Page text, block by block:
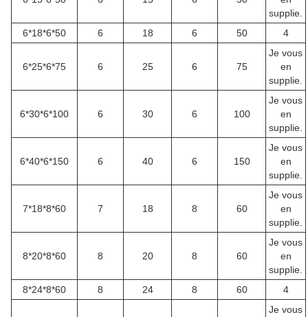
supplie.
6*18*6*50
6 18 6 50 4
6*25*6*75 6 25 6 75
Je vous
en
supplie.
6*30*6*100 6 30 6 100
Je vous
en
supplie.
6*40*6*150 6 40 6 150
Je vous
en
supplie.
7*18*8*60 7 18 8 60
Je vous
en
supplie.
8*20*8*60 8 20 8 60
Je vous
en
supplie.
8*24*8*60
8 24 8 60 4
Je vous